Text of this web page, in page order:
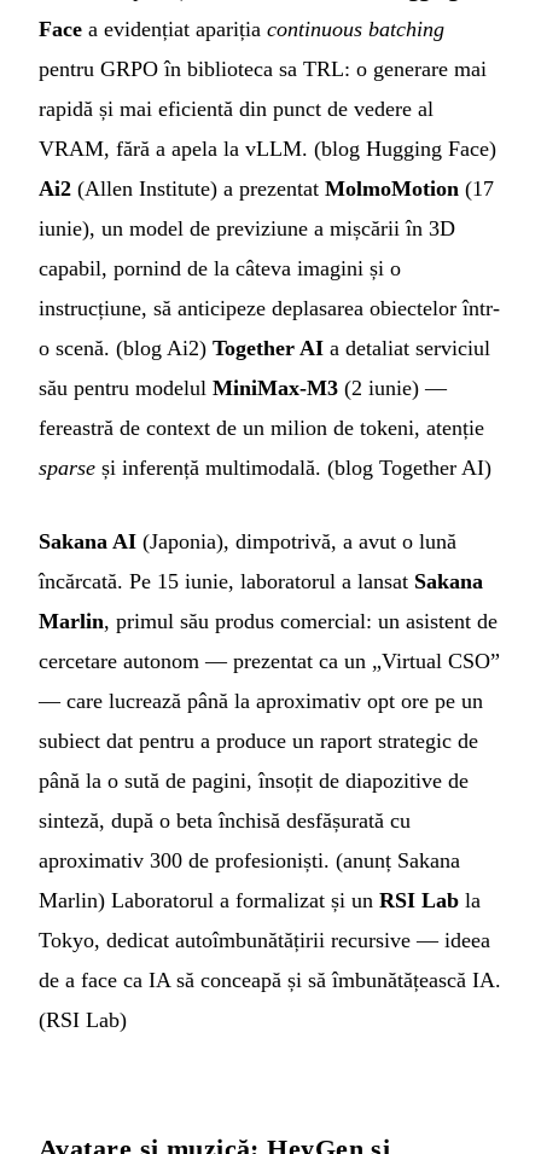
Face a evidențiat apariția continuous batching
pentru GRPO în biblioteca sa TRL: o generare mai
rapidă și mai eficientă din punct de vedere al
VRAM, fără a apela la vLLM. (blog Hugging Face)
Ai2 (Allen Institute) a prezentat MolmoMotion (17
iunie), un model de previziune a mișcării în 3D
capabil, pornind de la câteva imagini și o
instrucțiune, să anticipeze deplasarea obiectelor într-
o scenă. (blog Ai2) Together AI a detaliat serviciul
său pentru modelul MiniMax-M3 (2 iunie) —
fereastră de context de un milion de tokeni, atenție
sparse și inferență multimodală. (blog Together AI)
Sakana AI (Japonia), dimpotrivă, a avut o lună
încărcată. Pe 15 iunie, laboratorul a lansat Sakana
Marlin, primul său produs comercial: un asistent de
cercetare autonom — prezentat ca un „Virtual CSO”
— care lucrează până la aproximativ opt ore pe un
subiect dat pentru a produce un raport strategic de
până la o sută de pagini, însoțit de diapozitive de
sinteză, după o beta închisă desfășurată cu
aproximativ 300 de profesioniști. (anunț Sakana
Marlin) Laboratorul a formalizat și un RSI Lab la
Tokyo, dedicat autoîmbunătățirii recursive — ideea
de a face ca IA să conceapă și să îmbunătățească IA.
(RSI Lab)